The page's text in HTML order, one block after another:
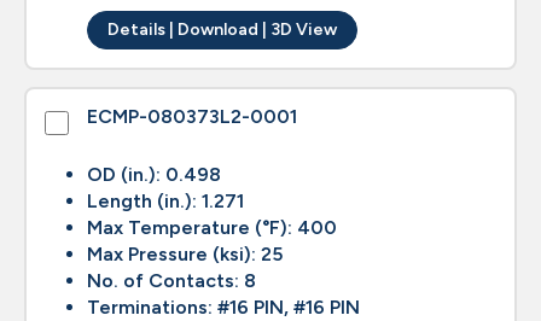
Details | Download | 3D View
ECMP-080373L2-0001
OD (in.): 0.498
Length (in.): 1.271
Max Temperature (°F): 400
Max Pressure (ksi): 25
No. of Contacts: 8
Terminations: #16 PIN, #16 PIN